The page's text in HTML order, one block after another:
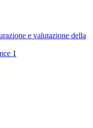
e valutazione della
1